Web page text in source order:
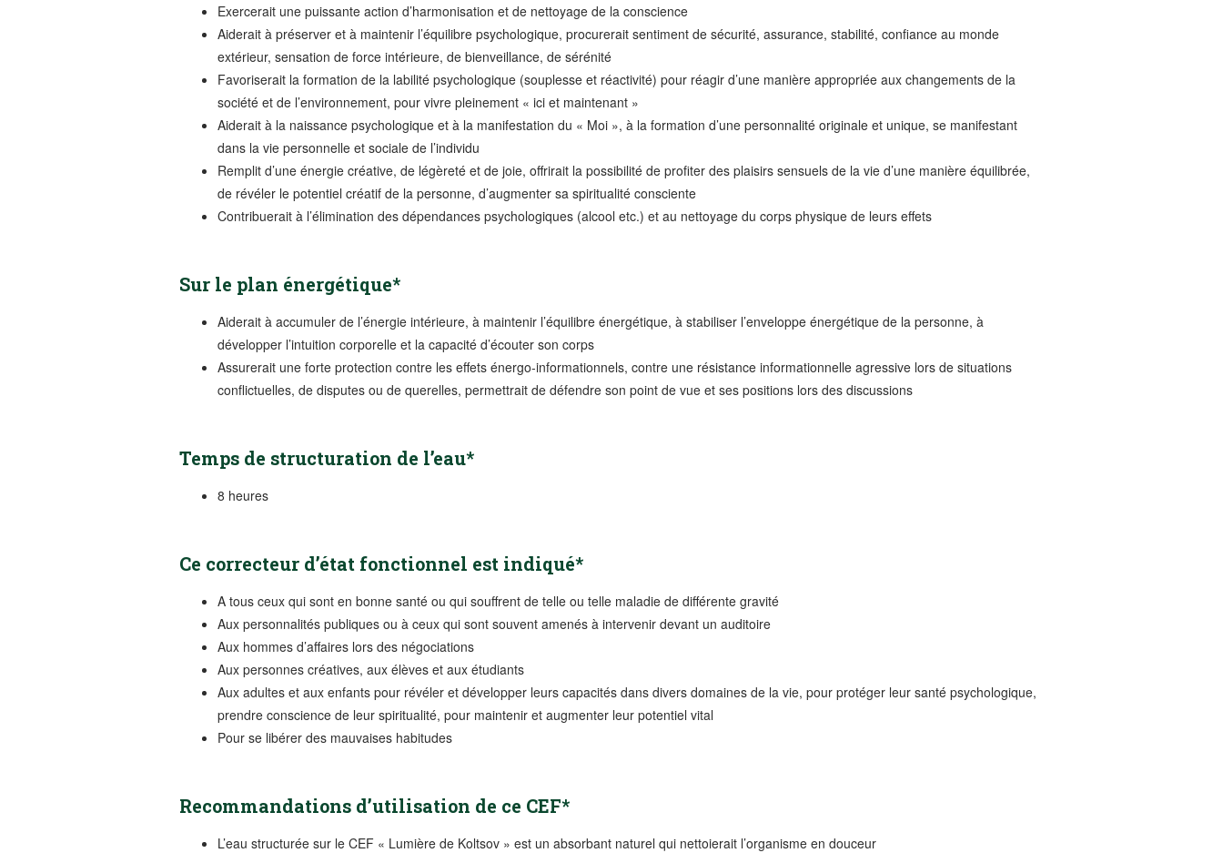
Exercerait une puissante action d’harmonisation et de nettoyage de la conscience
Aiderait à préserver et à maintenir l’équilibre psychologique, procurerait sentiment de sécurité, assurance, stabilité, confiance au monde
extérieur, sensation de force intérieure, de bienveillance, de sérénité
Favoriserait la formation de la labilité psychologique (souplesse et réactivité) pour réagir d’une manière appropriée aux changements de la
société et de l’environnement, pour vivre pleinement « ici et maintenant »
Aiderait à la naissance psychologique et à la manifestation du « Moi », à la formation d’une personnalité originale et unique, se manifestant
dans la vie personnelle et sociale de l’individu
Remplit d’une énergie créative, de légèreté et de joie, offrirait la possibilité de profiter des plaisirs sensuels de la vie d’une manière équilibrée,
de révéler le potentiel créatif de la personne, d’augmenter sa spiritualité consciente
Contribuerait à l’élimination des dépendances psychologiques (alcool etc.) et au nettoyage du corps physique de leurs effets
Sur le plan énergétique*
Aiderait à accumuler de l’énergie intérieure, à maintenir l’équilibre énergétique, à stabiliser l’enveloppe énergétique de la personne, à
développer l’intuition corporelle et la capacité d’écouter son corps
Assurerait une forte protection contre les effets énergo-informationnels, contre une résistance informationnelle agressive lors de situations
conflictuelles, de disputes ou de querelles, permettrait de défendre son point de vue et ses positions lors des discussions
Temps de structuration de l’eau*
8 heures
Ce correcteur d’état fonctionnel est indiqué*
A tous ceux qui sont en bonne santé ou qui souffrent de telle ou telle maladie de différente gravité
Aux personnalités publiques ou à ceux qui sont souvent amenés à intervenir devant un auditoire
Aux hommes d’affaires lors des négociations
Aux personnes créatives, aux élèves et aux étudiants
Aux adultes et aux enfants pour révéler et développer leurs capacités dans divers domaines de la vie, pour protéger leur santé psychologique,
prendre conscience de leur spiritualité, pour maintenir et augmenter leur potentiel vital
Pour se libérer des mauvaises habitudes
Recommandations d’utilisation de ce CEF*
L’eau structurée sur le CEF « Lumière de Koltsov » est un absorbant naturel qui nettoierait l’organisme en douceur